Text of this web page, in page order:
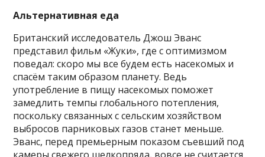
Альтернативная еда
Британский исследователь Джош Эванс
представил фильм «Жуки», где с оптимизмом
поведал: скоро мы все будем есть насекомых и
спасём таким образом планету. Ведь
употребление в пищу насекомых поможет
замедлить темпы глобального потепления,
поскольку связанных с сельским хозяйством
выбросов парниковых газов станет меньше.
Эванс, перед премьерным показом съевший под
камеры свежего шелкопряда, вовсе не считается